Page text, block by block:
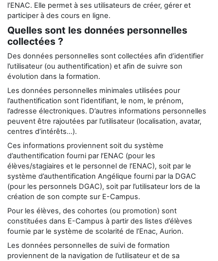
l’ENAC. Elle permet à ses utilisateurs de créer, gérer et
participer à des cours en ligne.
Quelles sont les données personnelles
collectées ?
Des données personnelles sont collectées afin d’identifier
l’utilisateur (ou authentification) et afin de suivre son
évolution dans la formation.
Les données personnelles minimales utilisées pour
l’authentification sont l’identifiant, le nom, le prénom,
l’adresse électroniques. D’autres informations personnelles
peuvent être rajoutées par l’utilisateur (localisation, avatar,
centres d’intérêts…).
Ces informations proviennent soit du système
d’authentification fourni par l’ENAC (pour les
élèves/stagiaires et le personnel de l’ENAC), soit par le
système d’authentification Angélique fourni par la DGAC
(pour les personnels DGAC), soit par l’utilisateur lors de la
création de son compte sur E-Campus.
Pour les élèves, des cohortes (ou promotion) sont
constituées dans E-Campus à partir des listes d’élèves
fournie par le système de scolarité de l’Enac, Aurion.
Les données personnelles de suivi de formation
proviennent de la navigation de l’utilisateur et de sa